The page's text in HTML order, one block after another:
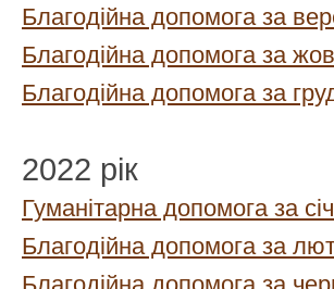
Благодійна допомога за
Благодійна допомога за
Благодійна допомога за
2022 рік
Гуманітарна допомога за
Благодійна допомога за